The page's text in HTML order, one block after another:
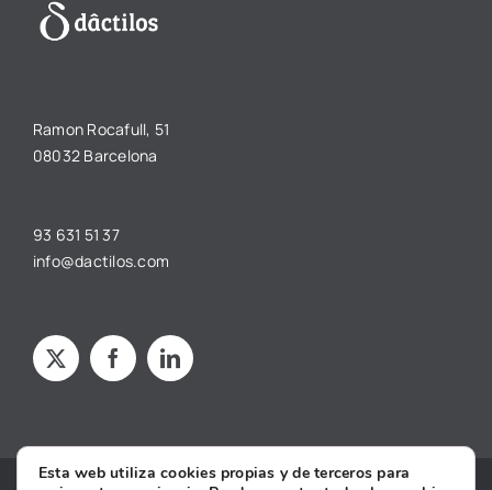
Ramon Rocafull, 51
08032 Barcelona
93 631 51 37
info@dactilos.com
Esta web utiliza cookies propias y de terceros para